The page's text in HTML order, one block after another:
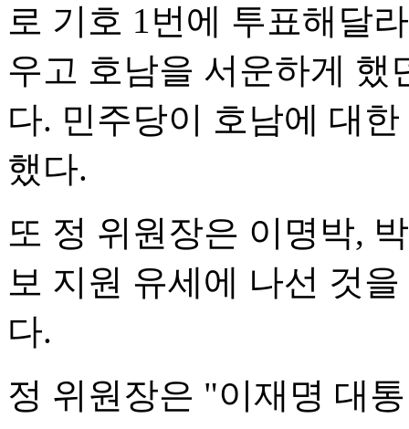
로 기호 1번에 투표해달
우고 호남을 서운하게 했
다. 민주당이 호남에 대
했다.
또 정 위원장은 이명박,
보 지원 유세에 나선 것
다.
정 위원장은 "이재명 대